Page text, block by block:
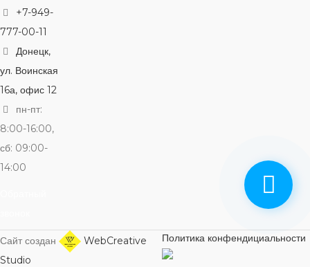
+7-949-
777-00-11
Донецк,
ул. Воинская
16а, офис 12
пн-пт:
8:00-16:00,
сб: 09:00-
14:00
Сайт создан
WebCreative
Studio
Политика конфендициальности